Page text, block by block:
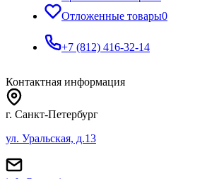
Отложенные товары0
+7 (812) 416-32-14
Контактная информация
г. Санкт-Петербург
ул. Уральская, д.13